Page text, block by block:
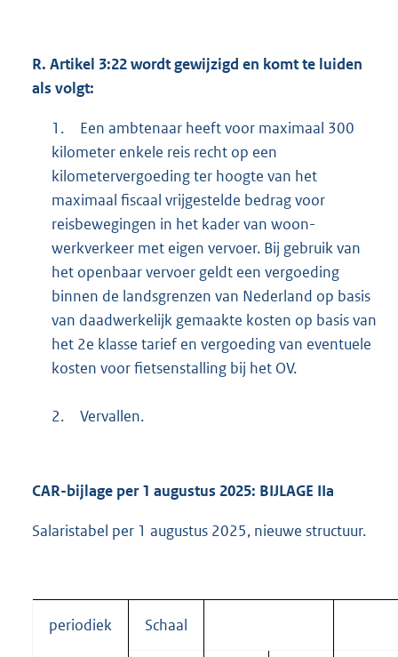
R. Artikel 3:22 wordt gewijzigd en komt te luiden
als volgt:
1.
Een ambtenaar heeft voor maximaal 300
kilometer enkele reis recht op een
kilometervergoeding ter hoogte van het
maximaal fiscaal vrijgestelde bedrag voor
reisbewegingen in het kader van woon-
werkverkeer met eigen vervoer. Bij gebruik van
het openbaar vervoer geldt een vergoeding
binnen de landsgrenzen van Nederland op basis
van daadwerkelijk gemaakte kosten op basis van
het 2e klasse tarief en vergoeding van eventuele
kosten voor fietsenstalling bij het OV.
2. Vervallen.
CAR-bijlage per 1 augustus 2025: BIJLAGE IIa
Salaristabel per 1 augustus 2025, nieuwe structuur.
periodiek Schaal